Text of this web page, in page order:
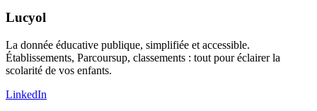
Lucyol
La donnée éducative publique, simplifiée et accessible.
Établissements, Parcoursup, classements : tout pour éclairer la
scolarité de vos enfants.
LinkedIn